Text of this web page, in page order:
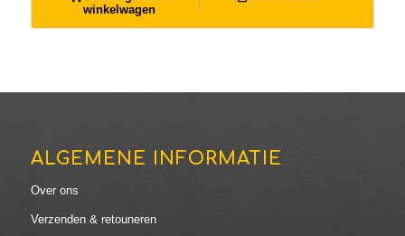
winkelwagen
ALGEMENE INFORMATIE
Over ons
Verzenden & retouneren